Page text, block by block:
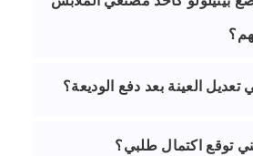
تعديل العينة بعد دفع الوديعة؟
توقع اكتمال طلبي؟